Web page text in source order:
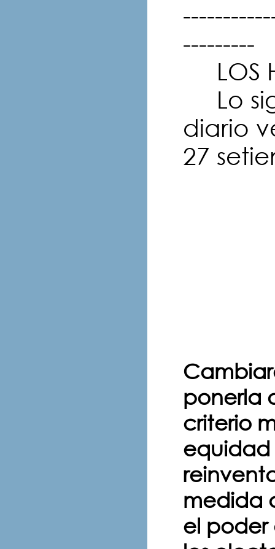
---------
LOS
Lo
diario
27
ponerla
criterio
equidad
medida
el poder